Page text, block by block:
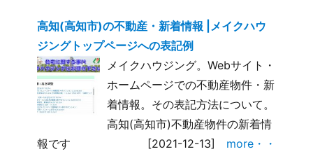
高知(高知市)の不動産・新着情報 |メイクハウ
ジングトップページへの表記例
メイクハウジング。Webサイト・
ホームページでの不動産物件・新
着情報。その表記方法について。
高知(高知市)不動産物件の新着情
報です
[2021-12-13] more・・